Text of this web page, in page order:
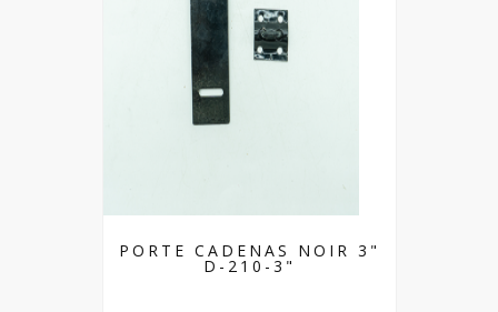
PORTE CADENAS NOIR 3"
D-210-3"